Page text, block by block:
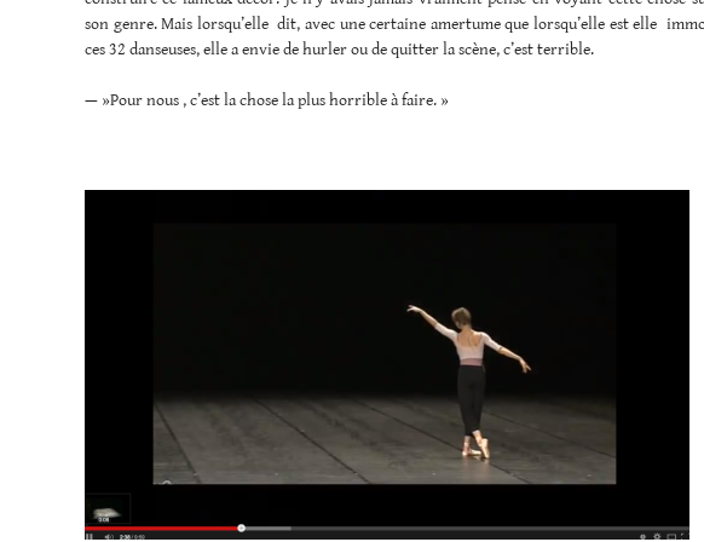
son genre. Mais lorsqu’elle dit, avec une certaine amertume que lorsqu’elle est elle
ces 32 danseuses, elle a envie de hurler ou de quitter la scène, c’est terrible.
— »Pour nous , c’est la chose la plus horrible à faire. »